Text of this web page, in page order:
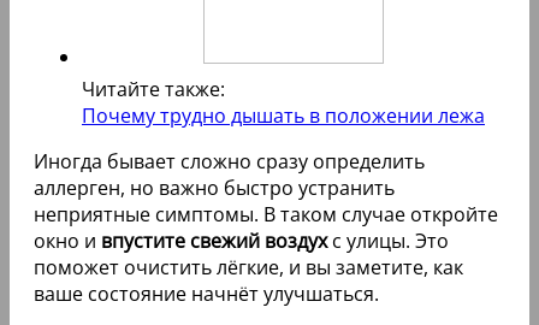
Читайте также:
Почему трудно дышать в положении лежа
Иногда бывает сложно сразу определить
аллерген, но важно быстро устранить
неприятные симптомы. В таком случае откройте
окно и впустите свежий воздухс улицы. Это
поможет очистить лёгкие, и вы заметите, как
ваше состояние начнёт улучшаться.